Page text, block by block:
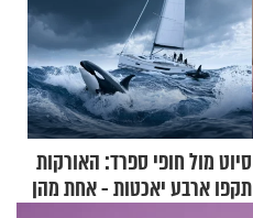
סיוט מול חופי ספרד: האורקות
תקפו ארבע יאכטות - אחת מהן